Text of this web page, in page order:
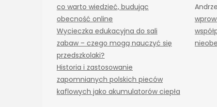
co warto wiedzieć, budując
obecność online
Wycieczka edukacyjna do sali
zabaw – czego mogą nauczyć się
przedszkolaki?
Historia i zastosowanie
zapomnianych polskich pieców
kaflowych jako akumulatorów ciepła